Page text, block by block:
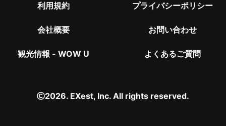
利用規約 プライバシーポリシー
会社概要 お問い合わせ
観光情報 - WOW U よくあるご質問
2026. EXest, Inc. All rights reserved.